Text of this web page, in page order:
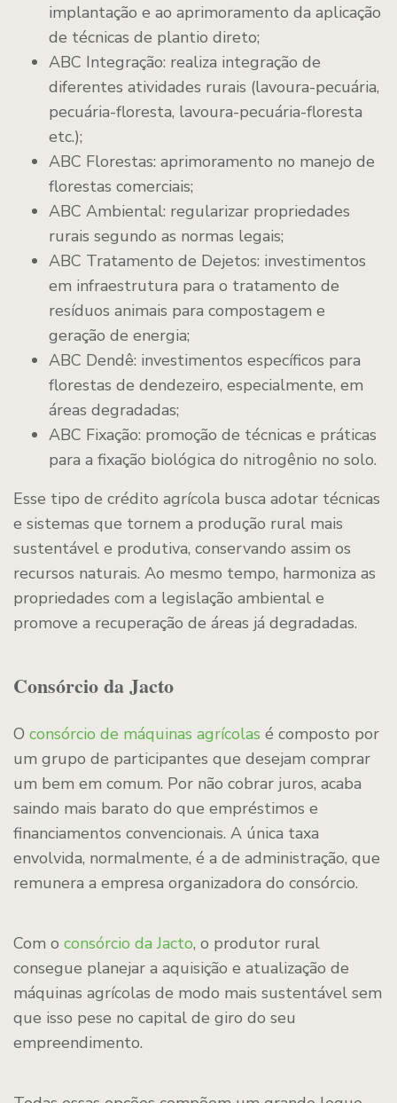
implantação e ao aprimoramento da aplicação
de técnicas de plantio direto;
ABC Integração: realiza integração de
diferentes atividades rurais (lavoura-pecuária,
pecuária-floresta, lavoura-pecuária-floresta
etc.);
ABC Florestas: aprimoramento no manejo de
florestas comerciais;
ABC Ambiental: regularizar propriedades
rurais segundo as normas legais;
ABC Tratamento de Dejetos: investimentos
em infraestrutura para o tratamento de
resíduos animais para compostagem e
geração de energia;
ABC Dendê: investimentos específicos para
florestas de dendezeiro, especialmente, em
áreas degradadas;
ABC Fixação: promoção de técnicas e práticas
para a fixação biológica do nitrogênio no solo.
Esse tipo de crédito agrícola busca adotar técnicas
e sistemas que tornem a produção rural mais
sustentável e produtiva, conservando assim os
recursos naturais. Ao mesmo tempo, harmoniza as
propriedades com a legislação ambiental e
promove a recuperação de áreas já degradadas.
Consórcio da Jacto
O consórcio de máquinas agrícolas é composto por
um grupo de participantes que desejam comprar
um bem em comum. Por não cobrar juros, acaba
saindo mais barato do que empréstimos e
financiamentos convencionais. A única taxa
envolvida, normalmente, é a de administração, que
remunera a empresa organizadora do consórcio.
Com o consórcio da Jacto, o produtor rural
consegue planejar a aquisição e atualização de
máquinas agrícolas de modo mais sustentável sem
que isso pese no capital de giro do seu
empreendimento.